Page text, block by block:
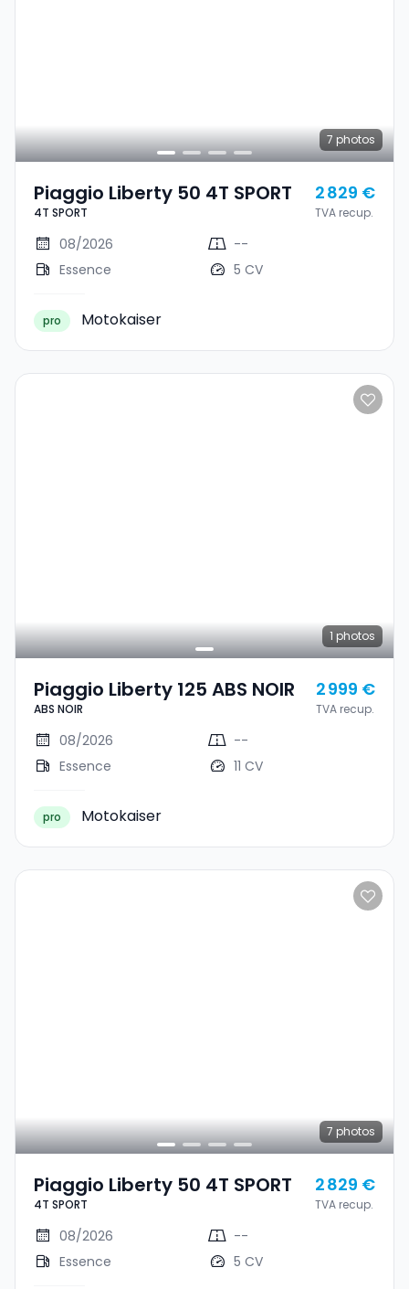
7 photos
Piaggio Liberty 50 4T SPORT
4T SPORT
2 829 €
TVA recup.
08/2026
--
Essence
5 CV
pro Motokaiser
1 photos
Piaggio Liberty 125 ABS NOIR
ABS NOIR
2 999 €
TVA recup.
08/2026
--
Essence
11 CV
pro Motokaiser
7 photos
Piaggio Liberty 50 4T SPORT
4T SPORT
2 829 €
TVA recup.
08/2026
--
Essence
5 CV